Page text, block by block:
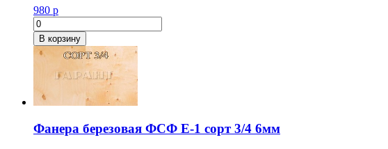
980 р
Количество
товара
Фанера
березовая
ФСФ
сорт
3/4
4мм
В корзину
Фанера березовая ФСФ Е-1 сорт 3/4 6мм